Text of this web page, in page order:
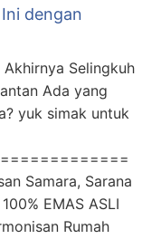
dengan
Akhirnya Selingkuh
Ada yang
yuk simak untuk
Samara, Sarana
EMAS ASLI
Rumah